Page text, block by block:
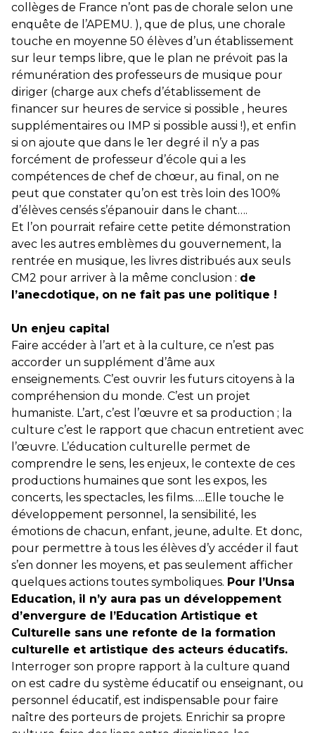
collèges de France n’ont pas de chorale selon une
enquête de l’APEMU. ), que de plus, une chorale
touche en moyenne 50 élèves d’un établissement
sur leur temps libre, que le plan ne prévoit pas la
rémunération des professeurs de musique pour
diriger (charge aux chefs d’établissement de
financer sur heures de service si possible , heures
supplémentaires ou IMP si possible aussi !), et enfin
si on ajoute que dans le 1er degré il n’y a pas
forcément de professeur d’école qui a les
compétences de chef de chœur, au final, on ne
peut que constater qu’on est très loin des 100%
d’élèves censés s’épanouir dans le chant….
Et l’on pourrait refaire cette petite démonstration
avec les autres emblèmes du gouvernement, la
rentrée en musique, les livres distribués aux seuls
CM2 pour arriver à la même conclusion : de
l’anecdotique, on ne fait pas une politique !
Un enjeu capital
Faire accéder à l’art et à la culture, ce n’est pas
accorder un supplément d’âme aux
enseignements. C’est ouvrir les futurs citoyens à la
compréhension du monde. C’est un projet
humaniste. L’art, c’est l’œuvre et sa production ; la
culture c’est le rapport que chacun entretient avec
l’œuvre. L’éducation culturelle permet de
comprendre le sens, les enjeux, le contexte de ces
productions humaines que sont les expos, les
concerts, les spectacles, les films…..Elle touche le
développement personnel, la sensibilité, les
émotions de chacun, enfant, jeune, adulte. Et donc,
pour permettre à tous les élèves d’y accéder il faut
s’en donner les moyens, et pas seulement afficher
quelques actions toutes symboliques. Pour l’Unsa
Education, il n’y aura pas un développement
d’envergure de l’Education Artistique et
Culturelle sans une refonte de la formation
culturelle et artistique des acteurs éducatifs.
Interroger son propre rapport à la culture quand
on est cadre du système éducatif ou enseignant, ou
personnel éducatif, est indispensable pour faire
naître des porteurs de projets. Enrichir sa propre